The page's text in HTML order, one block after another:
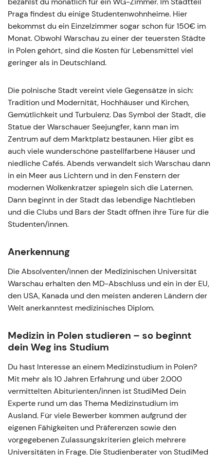
Praga findest du einige Studentenwohnheime. Hier
bekommst du ein Einzelzimmer sogar schon für 150€ im
Monat. Obwohl Warschau zu einer der teuersten Städte
in Polen gehört, sind die Kosten für Lebensmittel viel
geringer als in Deutschland.
Die polnische Stadt vereint viele Gegensätze in sich:
Tradition und Modernität, Hochhäuser und Kirchen,
Gemütlichkeit und Turbulenz. Das Symbol der Stadt, die
Statue der Warschauer Seejungfer, kann man im
Zentrum auf dem Marktplatz bestaunen. Hier gibt es
auch viele wunderschöne pastellfarbene Häuser und
niedliche Cafés. Abends verwandelt sich Warschau dann
in ein Meer aus Lichtern und in den Fenstern der
modernen Wolkenkratzer spiegeln sich die Laternen.
Dann beginnt in der Stadt das lebendige Nachtleben
und die Clubs und Bars der Stadt öffnen ihre Türe für die
Studenten/innen.
Anerkennung
Die Absolventen/innen der Medizinischen Universität
Warschau erhalten den MD-Abschluss und ein in der EU,
den USA, Kanada und den meisten anderen Ländern der
Welt anerkanntest medizinisches Diplom.
Medizin in Polen studieren – so beginnt
dein Weg ins Studium
Du hast Interesse an einem Medizinstudium in Polen?
Mit mehr als 10 Jahren Erfahrung und über 2.000
vermittelten Abiturienten/innen ist StudiMed Dein
Experte rund um das Thema Medizinstudium im
Ausland. Für viele Bewerber kommen aufgrund der
eigenen Fähigkeiten und Präferenzen sowie den
vorgegebenen Zulassungskriterien gleich mehrere
Universitäten in Frage. Die Studienberater von StudiMed